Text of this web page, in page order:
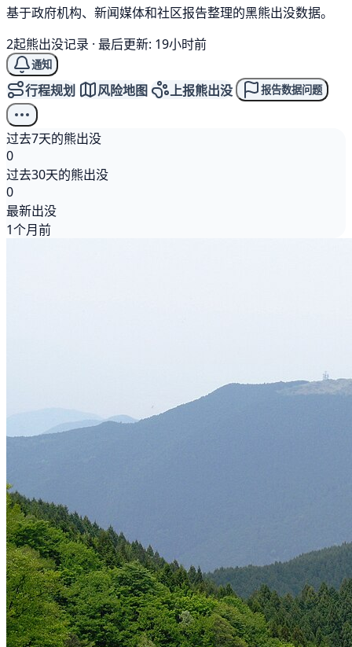
基于政府机构、新闻媒体和社区报告整理的黑熊出没数据。
2起熊出没记录 · 最后更新: 19小时前
通知
行程规划 风险地图 上报熊出没 报告数据问题
过去7天的熊出没
0
过去30天的熊出没
0
最新出没
1个月前